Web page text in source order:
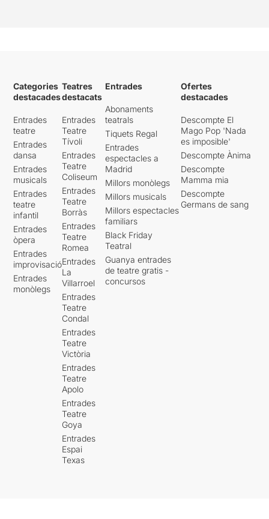
Categories
destacades
Entrades
teatre
Entrades
dansa
Entrades
musicals
Entrades
teatre
infantil
Entrades
òpera
Entrades
improvisació
Entrades
monòlegs
Teatres
destacats
Entrades
Teatre
Tívoli
Entrades
Teatre
Coliseum
Entrades
Teatre
Borràs
Entrades
Teatre
Romea
Entrades
La
Villarroel
Entrades
Teatre
Condal
Entrades
Teatre
Victòria
Entrades
Teatre
Apolo
Entrades
Teatre
Goya
Entrades
Espai
Texas
Entrades
Abonaments
teatrals
Tiquets Regal
Entrades
espectacles a
Madrid
Millors monòlegs
Millors musicals
Millors espectacles
familiars
Black Friday
Teatral
Guanya entrades
de teatre gratis -
concursos
Ofertes
destacades
Descompte El
Mago Pop 'Nada
es imposible'
Descompte Ànima
Descompte
Mamma mia
Descompte
Germans de sang